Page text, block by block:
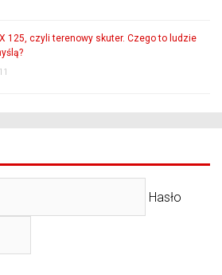
125, czyli terenowy skuter. Czego to ludzie
Hasło